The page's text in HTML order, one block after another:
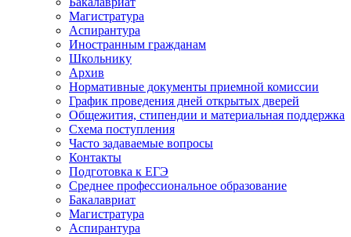
Магистратура
Аспирантура
Иностранным гражданам
Школьнику
Архив
Нормативные документы приемной комиссии
График проведения дней открытых дверей
Общежития, стипендии и материальная поддержка
Схема поступления
Часто задаваемые вопросы
Контакты
Подготовка к ЕГЭ
Среднее профессиональное образование
Бакалавриат
Магистратура
Аспирантура